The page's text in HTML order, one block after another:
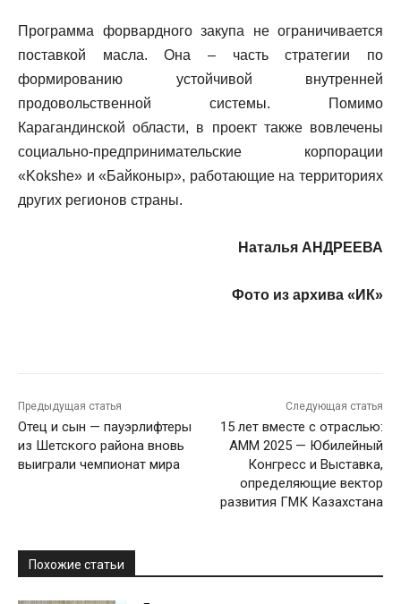
Программа форвардного закупа не ограничивается
поставкой масла. Она – часть стратегии по
формированию устойчивой внутренней
продовольственной системы. Помимо
Карагандинской области, в проект также вовлечены
социально-предпринимательские корпорации
«Kokshe» и «Байконыр», работающие на территориях
других регионов страны.
Наталья АНДРЕЕВА
Фото из архива «ИК»
Предыдущая статья
Отец и сын — пауэрлифтеры
из Шетского района вновь
выиграли чемпионат мира
Следующая статья
15 лет вместе с отраслью:
AMM 2025 — Юбилейный
Конгресс и Выставка,
определяющие вектор
развития ГМК Казахстана
Похожие статьи